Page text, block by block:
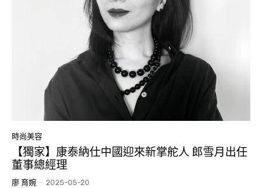
時尚美容
【獨家】康泰納仕中國迎來新掌舵人 郎雪月出任
董事總經理
廖 育婉 - 2025-05-20